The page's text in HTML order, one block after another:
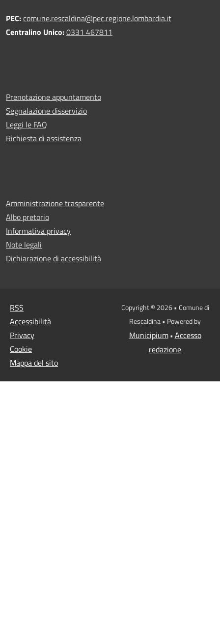
PEC:comune.rescaldina@pec.regione.lombardia.it
Centralino Unico:0331 467811
Prenotazione appuntamento
Segnalazione disservizio
Leggi le FAQ
Richiesta di assistenza
Amministrazione trasparente
Albo pretorio
Informativa privacy
Note legali
Dichiarazione di accessibilità
RSS
Accessibilità
Privacy
Cookie
Mappa del sito
Copyright © 2026 • Comune di
Rescaldina • Powered by
Municipium• Accesso
redazione